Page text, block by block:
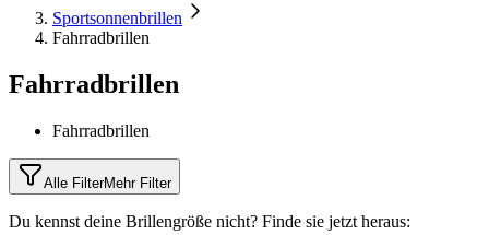
Sportsonnenbrillen
Fahrradbrillen
Fahrradbrillen
Fahrradbrillen
Alle FilterMehr Filter
Du kennst deine Brillengröße nicht? Finde sie jetzt heraus: